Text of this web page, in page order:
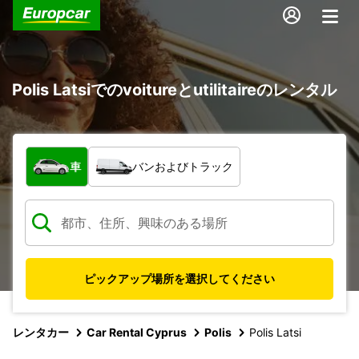
Polis Latsiでのvoitureとutilitaireのレンタル
車両の種類
車 バンおよびトラック
ピックアップ場所を選択してください
レンタカー Car Rental Cyprus Polis Polis Latsi